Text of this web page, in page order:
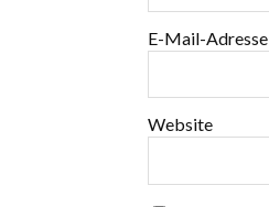
E-Mail-Adresse
Website